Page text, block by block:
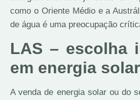
como o Oriente Médio e a
de água é uma preocupação
LAS – escolha
em energia solar
A venda de energia solar ou do